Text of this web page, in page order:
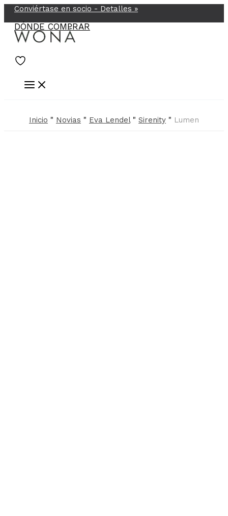
al
contenido
Conviértase en socio - Detalles »
DÓNDE COMPRAR
Inicio " Novias " Eva Lendel" Sirenity " Lumen